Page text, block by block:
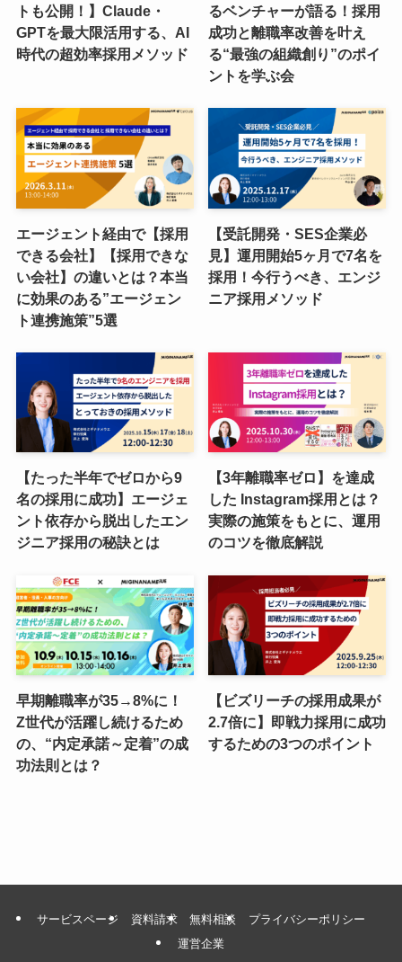
トも公開！】Claude・
GPTを最大限活用する、AI
時代の超効率採用メソッド
るベンチャーが語る！採用
成功と離職率改善を叶え
る“最強の組織創り”のポイ
ントを学ぶ会
エージェント経由で【採用
できる会社】【採用できな
い会社】の違いとは？本当
に効果のある”エージェン
ト連携施策”5選
【受託開発・SES企業必
見】運用開始5ヶ月で7名を
採用！今行うべき、エンジ
ニア採用メソッド
【たった半年でゼロから9
名の採用に成功】エージェ
ント依存から脱出したエン
ジニア採用の秘訣とは
【3年離職率ゼロ】を達成
した Instagram採用とは？
実際の施策をもとに、運用
のコツを徹底解説
早期離職率が35→8%に！
Z世代が活躍し続けるため
の、“内定承諾～定着”の成
功法則とは？
【ビズリーチの採用成果が
2.7倍に】即戦力採用に成功
するための3つのポイント
サービスページ 資料請求 無料相談
プライバシーポリシー
運営企業